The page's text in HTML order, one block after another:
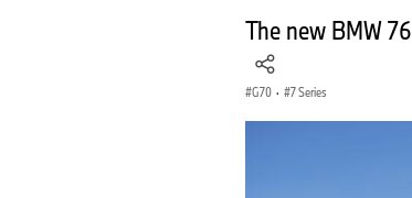
The new BMW
G70 · 7 Series